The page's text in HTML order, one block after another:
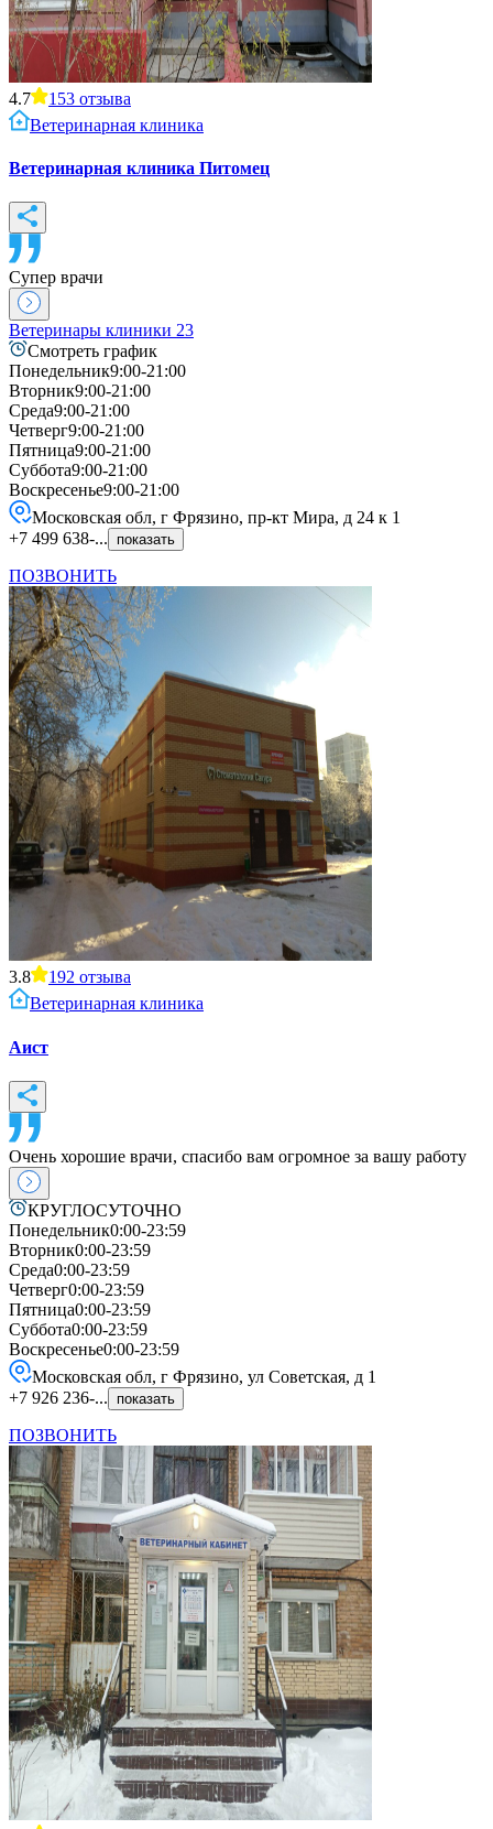
4.7 153 отзыва
Ветеринарная клиника
Ветеринарная клиника Питомец
Супер врачи
Ветеринары клиники 23
Смотреть график
Понедельник9:00-21:00
Вторник9:00-21:00
Среда9:00-21:00
Четверг9:00-21:00
Пятница9:00-21:00
Суббота9:00-21:00
Воскресенье9:00-21:00
Московская обл, г Фрязино, пр-кт Мира, д 24 к 1
+7 499 638-...
показать
ПОЗВОНИТЬ
3.8 192 отзыва
Ветеринарная клиника
Аист
Очень хорошие врачи, спасибо вам огромное за вашу работу
КРУГЛОСУТОЧНО
Понедельник0:00-23:59
Вторник0:00-23:59
Среда0:00-23:59
Четверг0:00-23:59
Пятница0:00-23:59
Суббота0:00-23:59
Воскресенье0:00-23:59
Московская обл, г Фрязино, ул Советская, д 1
+7 926 236-...
показать
ПОЗВОНИТЬ